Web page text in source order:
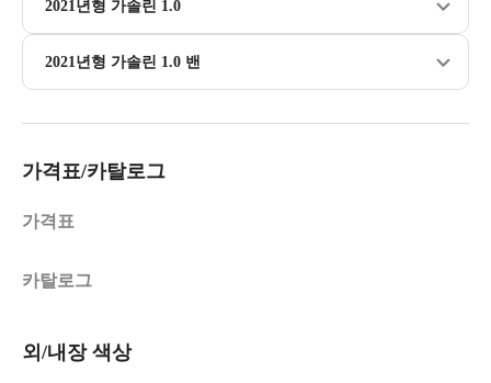
2021년형 가솔린 1.0
2021년형 가솔린 1.0 밴
가격표/카탈로그
가격표
카탈로그
외/내장 색상